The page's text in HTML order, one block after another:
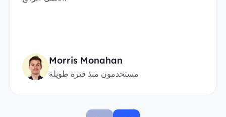
Morris Monahan
مستخدمون منذ فترة طويلة